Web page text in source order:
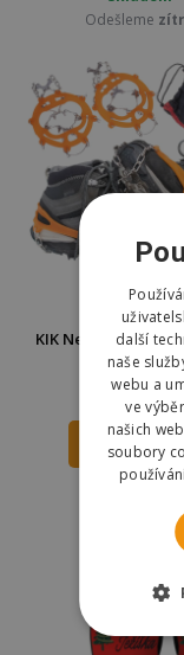
Odešleme
KIK Nesmeky na
Univerzální
249 Kč
DO
další
naše
webu a
ve
našich
soubory